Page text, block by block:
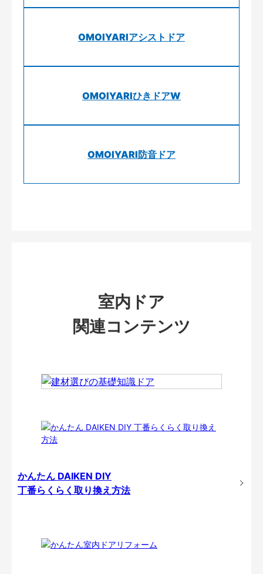
OMOIYARIアシストドア
OMOIYARIひきドアW
OMOIYARI防音ドア
室内ドア
関連コンテンツ
かんたん DAIKEN DIY
丁番らくらく取り換え方法